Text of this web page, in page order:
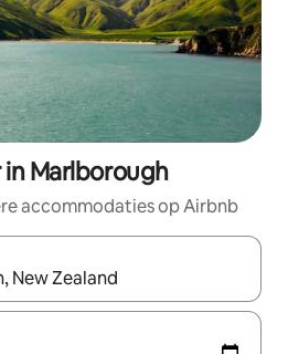
Marlborough
accommodaties op Airbnb
beschikbaar zijn, maak je een keuze